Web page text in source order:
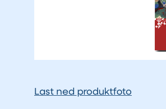
Last ned produktfoto